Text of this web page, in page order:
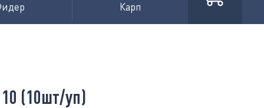
Карп
(10шт/уп)